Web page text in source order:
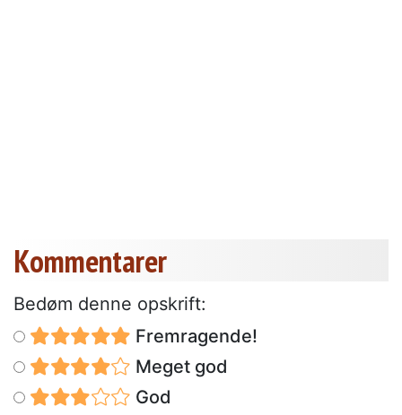
Kommentarer
Bedøm denne opskrift:
Fremragende!
Meget god
God